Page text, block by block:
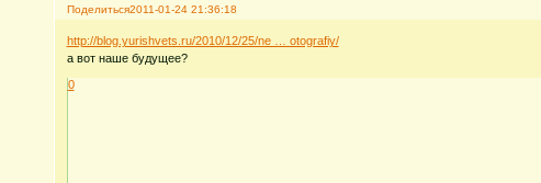
Поделиться2011-01-24 21:36:18
http://blog.yurishvets.ru/2010/12/25/ne … otografiy/
а вот наше будущее?
0